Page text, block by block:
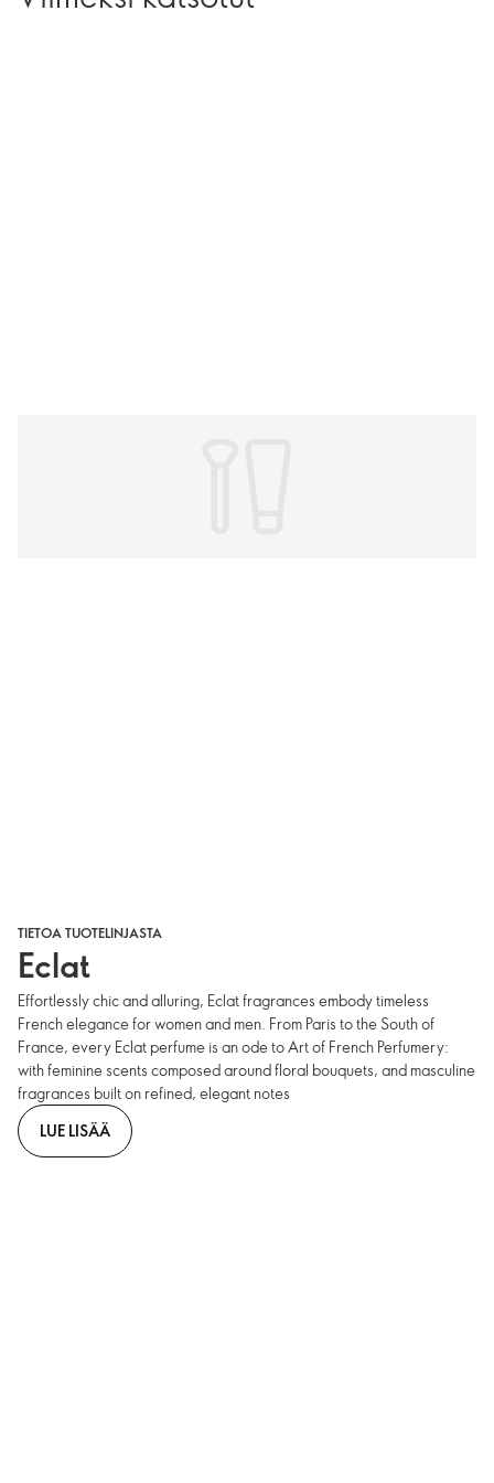
TIETOA TUOTELINJASTA
Eclat
Effortlessly chic and alluring, Eclat fragrances embody timeless
French elegance for women and men. From Paris to the South of
France, every Eclat perfume is an ode to Art of French Perfumery:
with feminine scents composed around floral bouquets, and masculine
fragrances built on refined, elegant notes
LUE LISÄÄ